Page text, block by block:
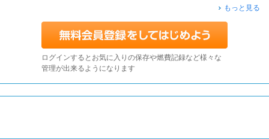
もっと見る
ログインするとお気に入りの保存や燃費記録など様々な
管理が出来るようになります